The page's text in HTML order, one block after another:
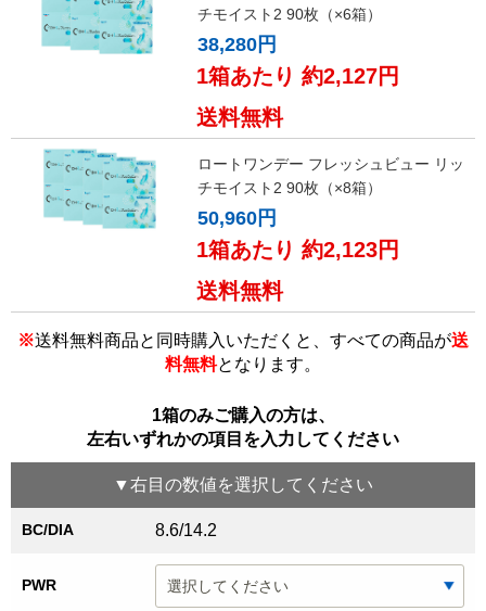
チモイスト2 90枚（×6箱）
38,280円
1箱あたり 約2,127円
送料無料
ロートワンデー フレッシュビュー リッ
チモイスト2 90枚（×8箱）
50,960円
1箱あたり 約2,123円
送料無料
※送料無料商品と同時購入いただくと、すべての商品が送
料無料となります。
1箱のみご購入の方は、
左右いずれかの項目を入力してください
▼右目 の数値を選択してください
BC/DIA 8.6/14.2
PWR